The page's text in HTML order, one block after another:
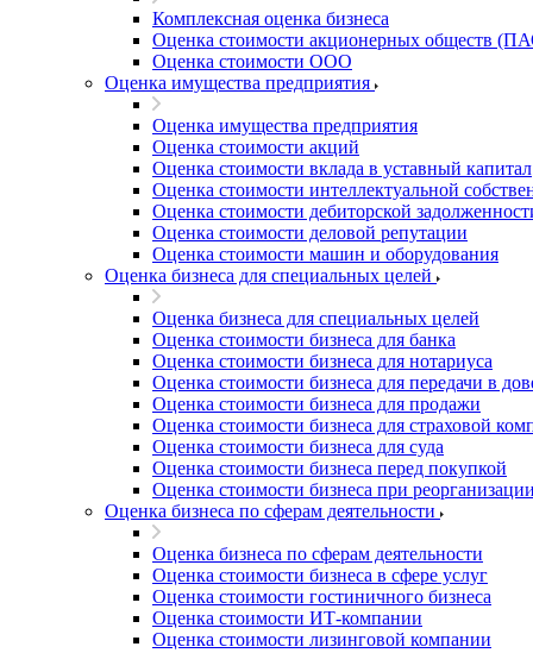
Комплексная оценка бизнеса
Оценка стоимости акционерных обществ
Оценка стоимости ООО
Оценка имущества предприятия
Оценка имущества предприятия
Оценка стоимости акций
Оценка стоимости вклада в уставный капитал
Оценка стоимости интеллектуальной
Оценка стоимости дебиторской
Оценка стоимости деловой репутации
Оценка стоимости машин и оборудования
Оценка бизнеса для специальных целей
Оценка бизнеса для специальных целей
Оценка стоимости бизнеса для банка
Оценка стоимости бизнеса для нотариуса
Оценка стоимости бизнеса для передачи в
Оценка стоимости бизнеса для продажи
Оценка стоимости бизнеса для страховой
Оценка стоимости бизнеса для суда
Оценка стоимости бизнеса перед покупкой
Оценка стоимости бизнеса при реорганизации
Оценка бизнеса по сферам деятельности
Оценка бизнеса по сферам деятельности
Оценка стоимости бизнеса в сфере услуг
Оценка стоимости гостиничного бизнеса
Оценка стоимости ИТ-компании
Оценка стоимости лизинговой компании
Бийск
Биробиджан
Бирск
Благовещенск
Благодарный
Богородицк
Боготол
Большой Камень
Бор
Борисоглебск
Боровичи
Братск
Бронницы
Брянск
Бугульма
Бугуруслан
Бузулук
Буйнакск
Бутурлиновка
Валдай
Валуйки